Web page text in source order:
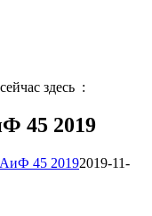
здесь :
45 2019
АиФ 45 20192019-11-